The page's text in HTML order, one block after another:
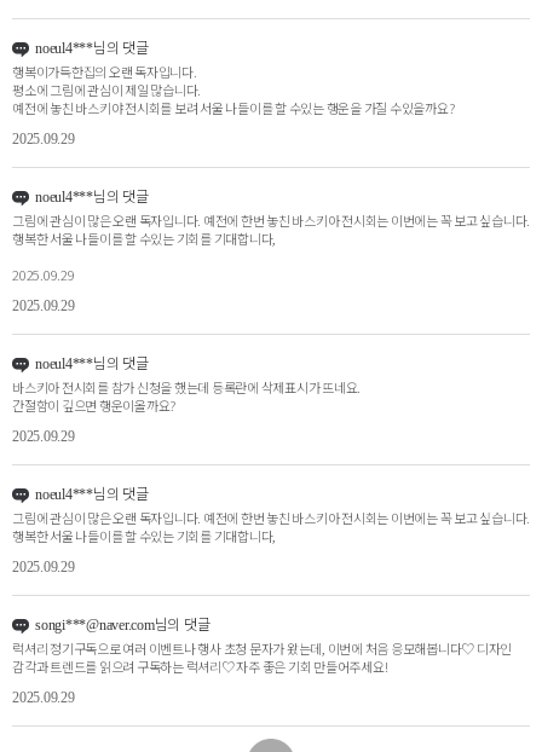
noeul4***님의 댓글
행복이가득한집의 오랜 독자입니다.
평소에 그림에 관심이 제일 많습니다.
예전에 놓친 바스키야 전시회를 보려 서울 나들이를 할 수있는 행운을 가질 수있을까요?
2025.09.29
noeul4***님의 댓글
그림에 관심이 많은 오랜 독자입니다. 예전에 한번 놓친 바스키아 전시회는 이번에는 꼭 보고 싶습니다.
행복한 서울 나들이를 할 수있는 기회를 기대합니다,
2025.09.29
2025.09.29
noeul4***님의 댓글
바스키아 전시회를 참가 신청을 했는데 등록란에 삭제표시가 뜨네요.
간절함이 깊으면 행운이올까요?
2025.09.29
noeul4***님의 댓글
그림에 관심이 많은 오랜 독자입니다. 예전에 한번 놓친 바스키아 전시회는 이번에는 꼭 보고 싶습니다.
행복한 서울 나들이를 할 수있는 기회를 기대합니다,
2025.09.29
songi***@naver.com님의 댓글
럭셔리 정기구독으로 여러 이벤트나 행사 초청 문자가 왔는데, 이번에 처음 응모해봅니다♡ 디자인
감각과 트렌드를 읽으려 구독하는 럭셔리♡ 자주 좋은 기회 만들어주세요!
2025.09.29